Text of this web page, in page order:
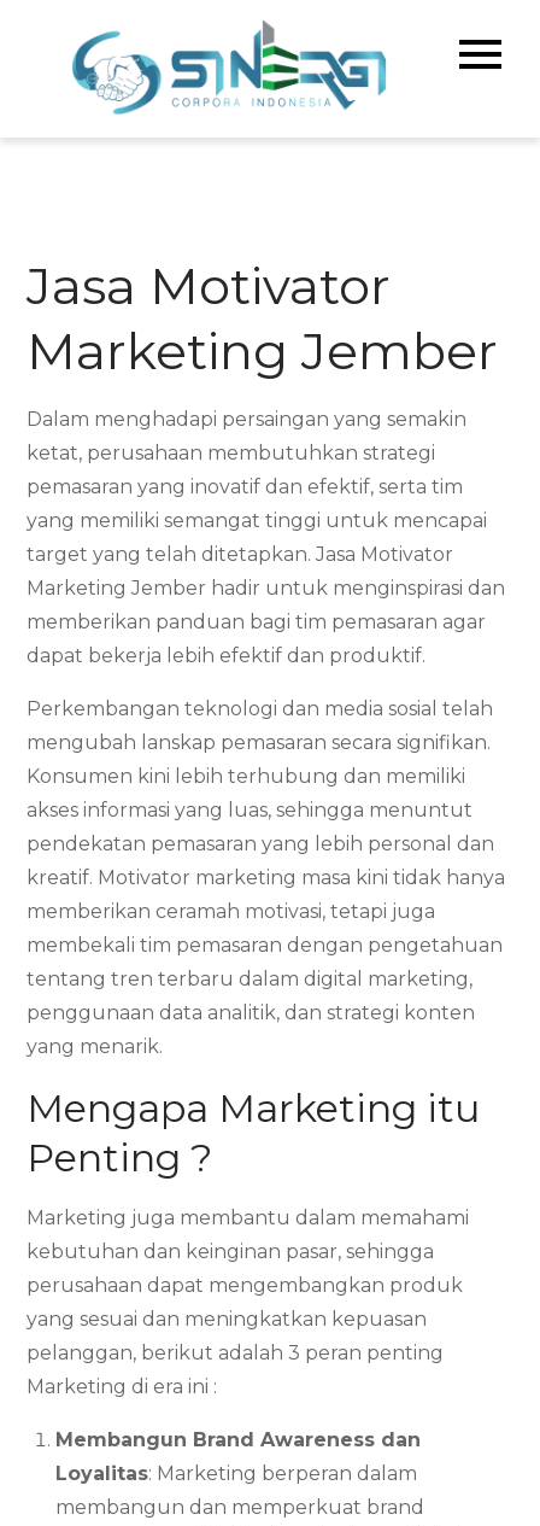
content
Jasa Motivator
Marketing Jember
Dalam menghadapi persaingan yang semakin
ketat, perusahaan membutuhkan strategi
pemasaran yang inovatif dan efektif, serta tim
yang memiliki semangat tinggi untuk mencapai
target yang telah ditetapkan. Jasa Motivator
Marketing Jember hadir untuk menginspirasi dan
memberikan panduan bagi tim pemasaran agar
dapat bekerja lebih efektif dan produktif.
Perkembangan teknologi dan media sosial telah
mengubah lanskap pemasaran secara signifikan.
Konsumen kini lebih terhubung dan memiliki
akses informasi yang luas, sehingga menuntut
pendekatan pemasaran yang lebih personal dan
kreatif. Motivator marketing masa kini tidak hanya
memberikan ceramah motivasi, tetapi juga
membekali tim pemasaran dengan pengetahuan
tentang tren terbaru dalam digital marketing,
penggunaan data analitik, dan strategi konten
yang menarik.
Mengapa Marketing itu
Penting ?
Marketing juga membantu dalam memahami
kebutuhan dan keinginan pasar, sehingga
perusahaan dapat mengembangkan produk
yang sesuai dan meningkatkan kepuasan
pelanggan, berikut adalah 3 peran penting
Marketing di era ini :
Membangun Brand Awareness dan
Loyalitas: Marketing berperan dalam
membangun dan memperkuat brand